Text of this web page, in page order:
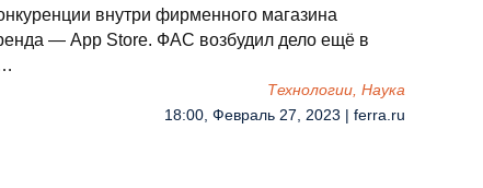
внутри фирменного магазина
— App Store. ФАС возбудил дело ещё в
Технологии, Наука
18:00, Февраль 27, 2023 | ferra.ru